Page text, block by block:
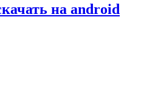
на android